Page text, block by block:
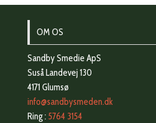
OM OS
Sandby Smedie ApS
Suså Landevej 130
4171 Glumsø
info@sandbysmeden.dk
Ring : 5764 3154